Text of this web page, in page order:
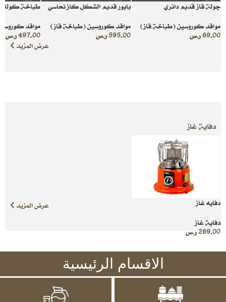
جولة قاز قديم دائري
مواقد كوروسين (طباخة قاز)
69.00ر.س
بابور قديم الشكل كاز نحاسي
مواقد كوروسين (طباخة قاز)
595.00 ر.س
طباخة كوله
مواقد
497.00ر.س
عرض المزيد
دفاية غاز
دفايه غاز
دفاية غاز
269.00ر.س
عرض المزيد
الاقسام الرئيسية